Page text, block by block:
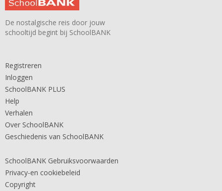
De nostalgische reis door jouw
schooltijd begint bij SchoolBANK
Registreren
Inloggen
SchoolBANK PLUS
Help
Verhalen
Over SchoolBANK
Geschiedenis van SchoolBANK
SchoolBANK Gebruiksvoorwaarden
Privacy-en cookiebeleid
Copyright